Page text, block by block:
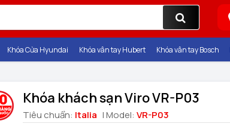
Khóa Cửa Hyundai Khóa vân tay Hubert Khóa vân tay Bosch
Khóa khách sạn Viro VR-P03
Tiêu chuẩn: Italia | Model: VR-P03